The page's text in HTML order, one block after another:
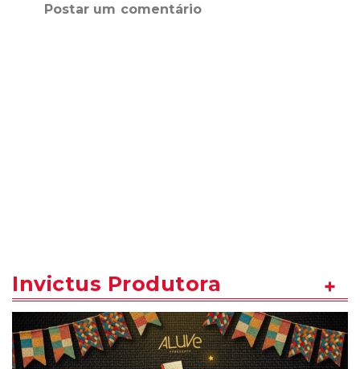
Postar um comentário
Invictus Produtora